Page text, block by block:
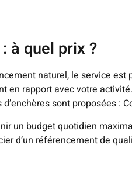
à quel prix ?
naturel, le service
en rapport avec votre
sont proposées :
un budget quotidien
d’un référencement de